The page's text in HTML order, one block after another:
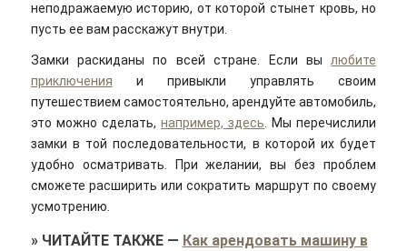
неподражаемую историю, от которой стынет кровь, но
пусть ее вам расскажут внутри.
Замки раскиданы по всей стране. Если вылюбите
приключения и привыкли управлять своим
путешествием самостоятельно, арендуйте автомобиль,
это можно сделать, например, здесь. Мы перечислили
замки в той последовательности, в которой их будет
удобно осматривать. При желании, вы без проблем
сможете расширить или сократить маршрут по своему
усмотрению.
» ЧИТАЙТЕ ТАКЖЕ— Как арендовать машину в